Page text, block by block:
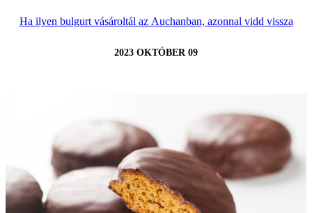
Ha ilyen bulgurt vásároltál az Auchanban, azonnal vidd vissza
2023 OKTÓBER 09